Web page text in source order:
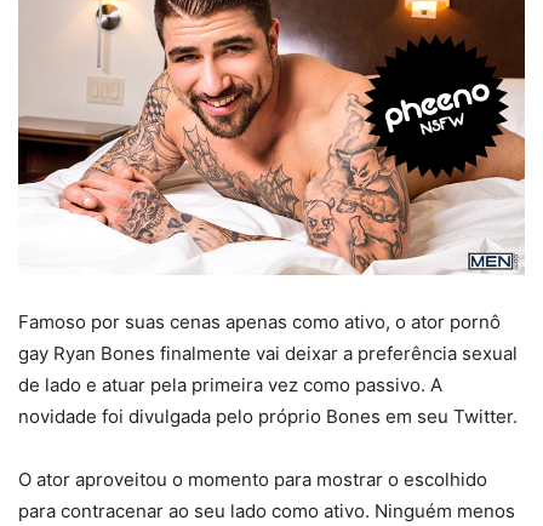
Famoso por suas cenas apenas como ativo, o ator pornô
gay Ryan Bones finalmente vai deixar a preferência sexual
de lado e atuar pela primeira vez como passivo. A
novidade foi divulgada pelo próprio Bones em seu Twitter.
O ator aproveitou o momento para mostrar o escolhido
para contracenar ao seu lado como ativo. Ninguém menos